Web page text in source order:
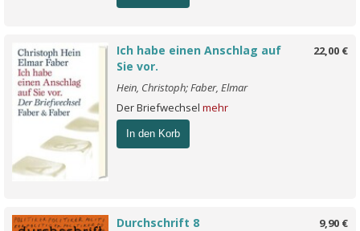
22,00 €
Ich habe einen Anschlag auf
Sie vor.
Hein, Christoph; Faber, Elmar
Der Briefwechsel mehr
In den Korb
9,90 €
Durchschrift 8